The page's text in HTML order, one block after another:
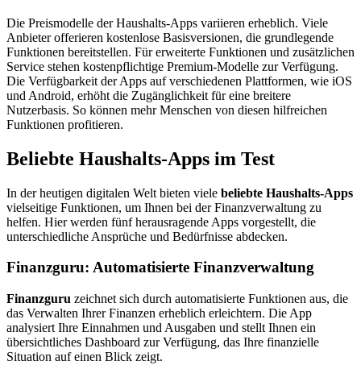
Die Preismodelle der Haushalts-Apps variieren erheblich. Viele
Anbieter offerieren kostenlose Basisversionen, die grundlegende
Funktionen bereitstellen. Für erweiterte Funktionen und zusätzlichen
Service stehen kostenpflichtige Premium-Modelle zur Verfügung.
Die Verfügbarkeit der Apps auf verschiedenen Plattformen, wie iOS
und Android, erhöht die Zugänglichkeit für eine breitere
Nutzerbasis. So können mehr Menschen von diesen hilfreichen
Funktionen profitieren.
Beliebte Haushalts-Apps im Test
In der heutigen digitalen Welt bieten viele beliebte Haushalts-Apps
vielseitige Funktionen, um Ihnen bei der Finanzverwaltung zu
helfen. Hier werden fünf herausragende Apps vorgestellt, die
unterschiedliche Ansprüche und Bedürfnisse abdecken.
Finanzguru: Automatisierte Finanzverwaltung
Finanzguru zeichnet sich durch automatisierte Funktionen aus, die
das Verwalten Ihrer Finanzen erheblich erleichtern. Die App
analysiert Ihre Einnahmen und Ausgaben und stellt Ihnen ein
übersichtliches Dashboard zur Verfügung, das Ihre finanzielle
Situation auf einen Blick zeigt.